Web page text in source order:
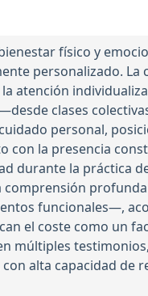
físico y
personalizado. La
atención
clases
personal,
con la presencia
durante la práctica
funcionales—,
el coste como un
múltiples
alta capacidad de